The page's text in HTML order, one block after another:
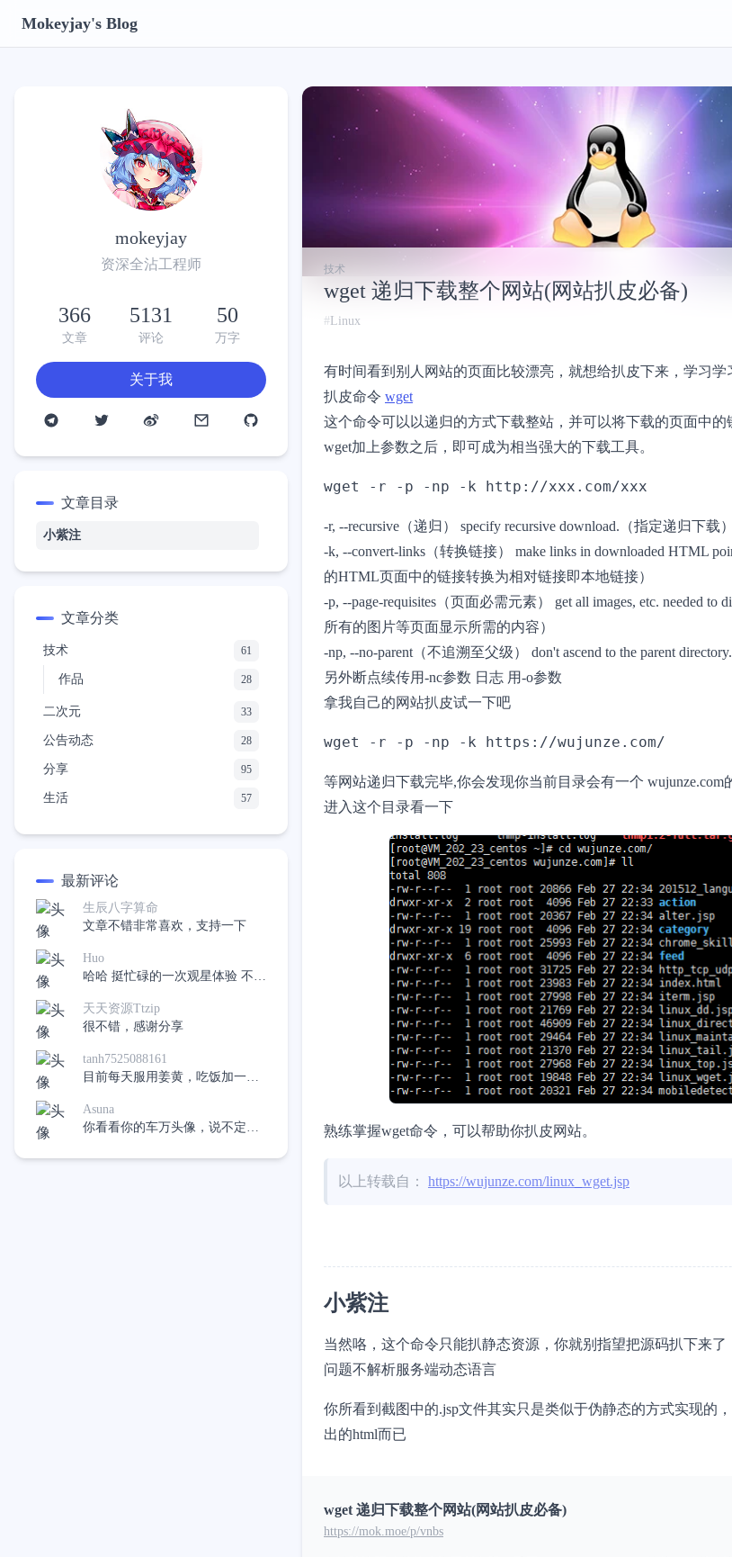
Mokeyjay's Blog
mokeyjay
资深全沾工程师
366
文章
5131
评论
50
万字
关于我
文章目录
小紫注
文章分类
技术 61
作品 28
二次元 33
公告动态 28
分享 95
生活 57
最新评论
生辰八字算命
文章不错非常喜欢，支持一下
Huo
哈哈 挺忙碌的一次观星体验 不过
天天资源Ttzip
很不错，感谢分享
tanh7525088161
目前每天服用姜黄，吃饭加一
肠溃疡。
Asuna
你看看你的车万头像，说不定真
技术
wget 递归下载整个网站(网站扒皮必备)
Linux
有时间看到别人网站的页面比较漂亮，就想给扒皮下来，学习
扒皮命令 wget
这个命令可以以递归的方式下载整站，并可以将下载的页面中的
wget加上参数之后，即可成为相当强大的下载工具。
-r, --recursive（递归） specify recursive download.（指定递归下载）
-k, --convert-links（转换链接） make links in downloaded HTML
的HTML页面中的链接转换为相对链接即本地链接）
-p, --page-requisites（页面必需元素） get all images, etc. needed to
所有的图片等页面显示所需的内容）
-np, --no-parent（不追溯至父级） don't ascend to the parent directory.
另外断点续传用-nc参数 日志 用-o参数
拿我自己的网站扒皮试一下吧
等网站递归下载完毕,你会发现你当前目录会有一个 wujunze.com
进入这个目录看一下
熟练掌握wget命令，可以帮助你扒皮网站。
以上转载自： https://wujunze.com/linux_wget.jsp
小紫注
当然咯，这个命令只能扒静态资源，你就别指望把源码扒下来
问题不解析服务端动态语言
你所看到截图中的.jsp文件其实只是类似于伪静态的方式实现的
出的html而已
wget 递归下载整个网站(网站扒皮必备)
https://mok.moe/p/vnbs